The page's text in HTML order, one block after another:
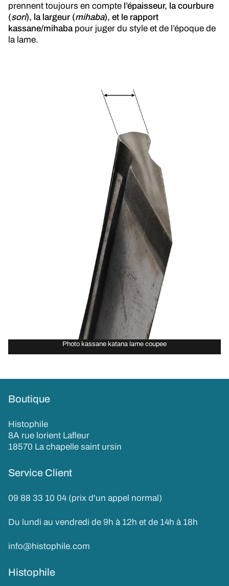
prennent toujours en compte l’épaisseur, la courbure
(sori), la largeur (mihaba), et le rapport
kassane/mihabapour juger du style et de l’époque de
la lame.
Photo kassane katana lame coupee
Boutique
Histophile
8A rue lorient Lafleur
18570 La chapelle saint ursin
Service Client
09 88 33 10 04 (prix d'un appel normal)
Du lundi au vendredi de 9h à 12h et de 14h à 18h
info@histophile.com
Histophile